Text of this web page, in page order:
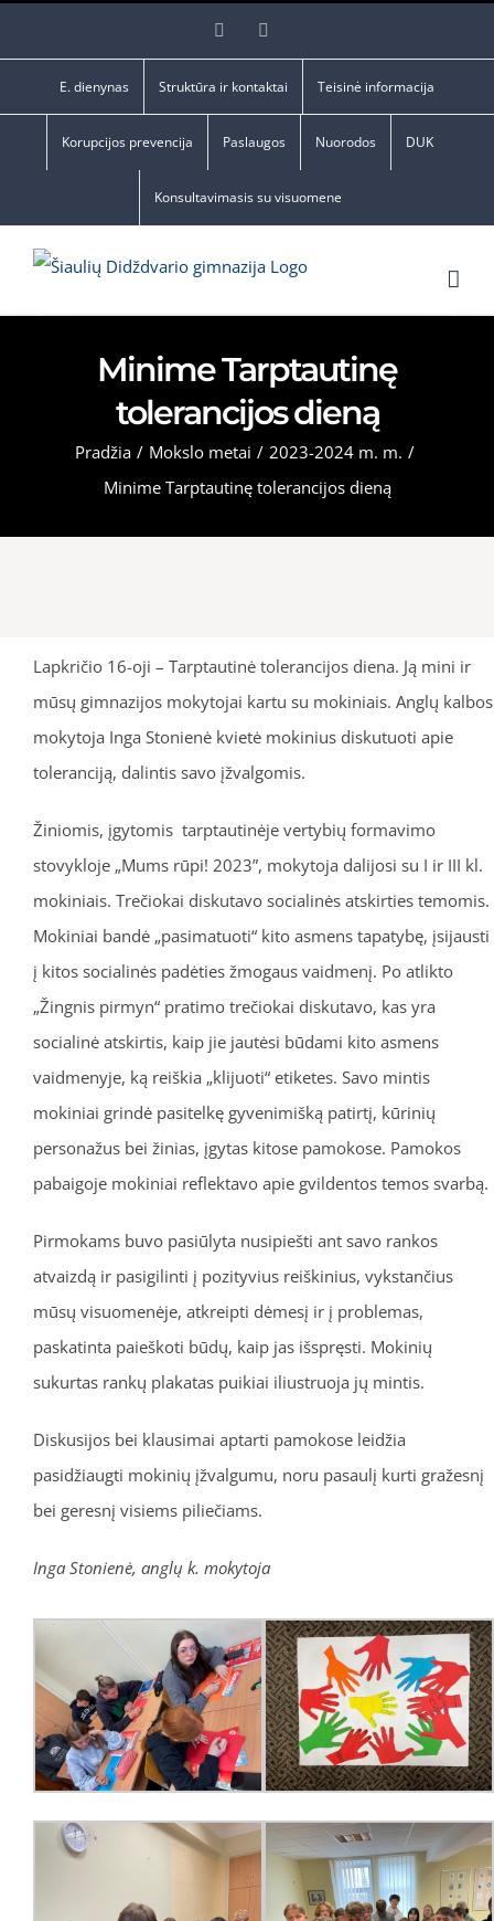
Facebook
E. dienynas Struktūra ir kontaktai Teisinė informacija
Korupcijos prevencija Paslaugos Nuorodos DUK
Konsultavimasis su visuomene
Minime Tarptautinę
tolerancijos dieną
Pradžia / Mokslo metai / 2023-2024 m. m. /
Minime Tarptautinę tolerancijos dieną
Lapkričio 16-oji – Tarptautinė tolerancijos diena. Ją mini ir
mūsų gimnazijos mokytojai kartu su mokiniais. Anglų kalbos
mokytoja Inga Stonienė kvietė mokinius diskutuoti apie
toleranciją, dalintis savo įžvalgomis.
Žiniomis, įgytomis tarptautinėje vertybių formavimo
stovykloje „Mums rūpi! 2023”, mokytoja dalijosi su I ir III kl.
mokiniais. Trečiokai diskutavo socialinės atskirties temomis.
Mokiniai bandė „pasimatuoti“ kito asmens tapatybę, įsijausti
į kitos socialinės padėties žmogaus vaidmenį. Po atlikto
„Žingnis pirmyn“ pratimo trečiokai diskutavo, kas yra
socialinė atskirtis, kaip jie jautėsi būdami kito asmens
vaidmenyje, ką reiškia „klijuoti“ etiketes. Savo mintis
mokiniai grindė pasitelkę gyvenimišką patirtį, kūrinių
personažus bei žinias, įgytas kitose pamokose. Pamokos
pabaigoje mokiniai reflektavo apie gvildentos temos svarbą.
Pirmokams buvo pasiūlyta nusipiešti ant savo rankos
atvaizdą ir pasigilinti į pozityvius reiškinius, vykstančius
mūsų visuomenėje, atkreipti dėmesį ir į problemas,
paskatinta paieškoti būdų, kaip jas išspręsti. Mokinių
sukurtas rankų plakatas puikiai iliustruoja jų mintis.
Diskusijos bei klausimai aptarti pamokose leidžia
pasidžiaugti mokinių įžvalgumu, noru pasaulį kurti gražesnį
bei geresnį visiems piliečiams.
Inga Stonienė, anglų k. mokytoja